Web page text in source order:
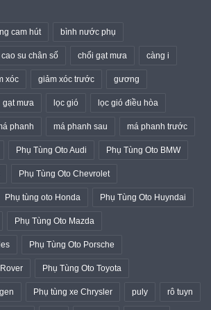
cam hút bình nước phụ
cao su chân số chổi gạt mưa càng i
xóc giảm xóc trước gương
gạt mưa lọc gió lọc gió điều hòa
phanh má phanh sau má phanh trước
Phụ Tùng Oto Audi Phụ Tùng Oto BMW
Phụ Tùng Oto Chevrolet
Phụ tùng oto Honda Phụ Tùng Oto Huyndai
Phụ Tùng Oto Mazda
Phụ Tùng Oto Porsche
Phụ Tùng Oto Toyota
Phụ tùng xe Chrysler puly rô tuyn